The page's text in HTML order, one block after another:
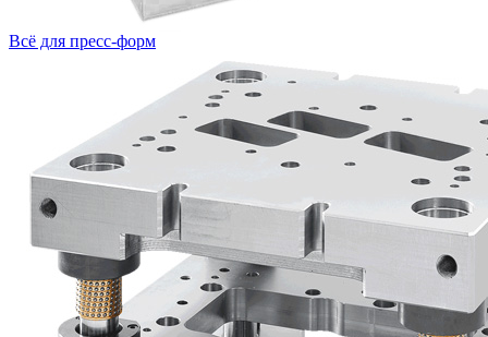
Всё для пресс-форм